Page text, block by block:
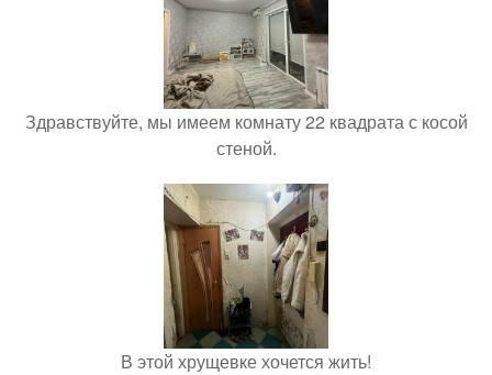
Здравствуйте, мы имеем комнату 22 квадрата с косой
стеной.
В этой хрущевке хочется жить!